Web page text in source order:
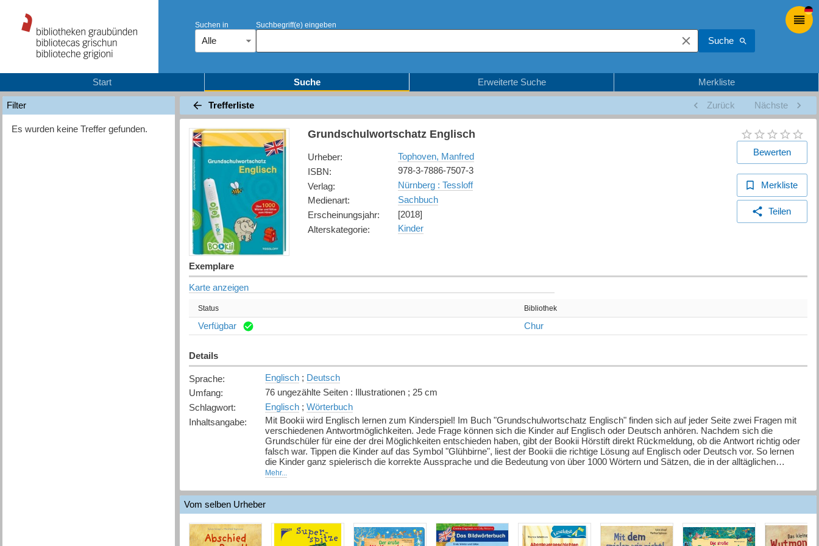
Suchen in
Alle
Suchbegriff(e) eingeben
Suche
Start Suche Erweiterte Suche Merkliste
Filter
Es wurden keine Treffer gefunden.
Trefferliste Zurück Nächste
Grundschulwortschatz Englisch
Urheber:
Tophoven, Manfred
ISBN:
978-3-7886-7507-3
Verlag:
Nürnberg : Tessloff
Medienart:
Sachbuch
Erscheinungsjahr:
[2018]
Alterskategorie: Kinder
Bewerten
Merkliste
Teilen
Exemplare
Karte anzeigen
Status Bibliothek
Verfügbar Chur
Details
Sprache: Englisch; Deutsch
Umfang:
76 ungezählte Seiten : Illustrationen ; 25 cm
Schlagwort: Englisch; Wörterbuch
Inhaltsangabe:
Mit Bookii wird Englisch lernen zum Kinderspiel! Im Buch "Grundschulwortschatz Englisch" finden sich auf jeder Seite zwei Fragen mit
verschiedenen Antwortmöglichkeiten. Jede Frage können sich die Kinder auf Englisch oder Deutsch anhören. Nachdem sich die
Grundschüler für eine der drei Möglichkeiten entschieden haben, gibt der Bookii Hörstift direkt Rückmeldung, ob die Antwort richtig oder
falsch war. Tippen die Kinder auf das Symbol "Glühbirne", liest der Bookii die richtige Lösung auf Englisch oder Deutsch vor. So lernen
die Kinder ganz spielerisch die korrekte Aussprache und die Bedeutung von über 1000 Wörtern und Sätzen, die in der alltäglichen
Umgebung der Kinder eine Rolle spielen. Die Vokabelliste am Ende des Buches ist ebenfalls vertont. So können die Kinder mithilfe des
Mehr...
Vom selben Urheber